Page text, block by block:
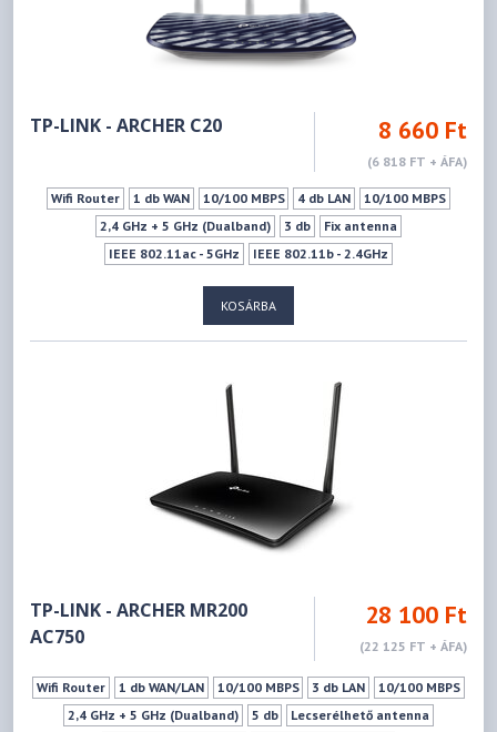
TP-LINK - ARCHER C20 8 660 Ft
(6 818 FT + ÁFA)
Wifi Router 1 db WAN 10/100 MBPS 4 db LAN
10/100 MBPS
2,4 GHz + 5 GHz (Dualband)
3 db
Fix antenna
IEEE 802.11ac - 5GHz
IEEE 802.11b - 2.4GHz
300Mbps 433Mbps
KOSÁRBA
TP-LINK - ARCHER MR200
AC750
28 100 Ft
(22 125 FT + ÁFA)
Wifi Router 1 db WAN/LAN 10/100 MBPS 3 db LAN
10/100 MBPS
2,4 GHz + 5 GHz (Dualband)
5 db
Lecserélhető antenna